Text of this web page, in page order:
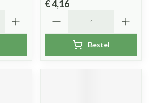
€ 4,16
Bestel